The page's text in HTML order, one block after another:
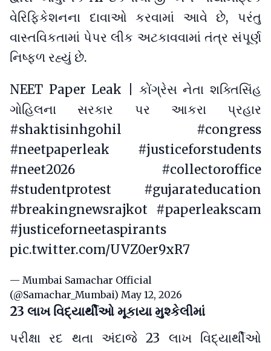
વેરિફિકેશનના દાવાઓ કરવામાં આવે છે, પરંતુ
વાસ્તવિકતામાં પેપર લીક અટકાવવામાં તંત્ર સંપૂર્ણ
નિષ્ફળ રહ્યું છે.
NEET Paper Leak | કોંગ્રેસ નેતા શક્તિસિંહ
ગોહિલના સરકાર પર આકરા પ્રહાર
#shaktisinhgohil
#congress
#neetpaperleak
#justiceforstudents
#neet2026
#collectoroffice
#studentprotest
#gujarateducation
#breakingnewsrajkot #paperleakscam
#justiceforneetaspirants
pic.twitter.com/UVZ0er9xR7
— Mumbai Samachar Official
(@Samachar_Mumbai) May 12, 2026
23 લાખ વિદ્યાર્થીઓ મૂકાયા મુશ્કેલીમાં
પરીક્ષા રદ થતા અંદાજે 23 લાખ વિદ્યાર્થીઓ